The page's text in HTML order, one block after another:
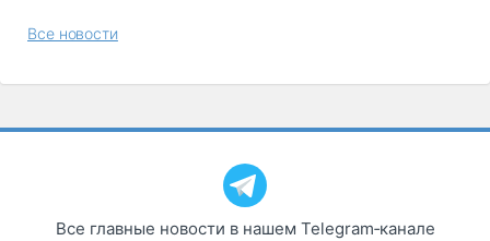
Все новости
Все главные новости в нашем Telegram‑канале